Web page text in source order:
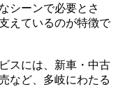
シーンで必要とさ
えているのが特徴で
スには、新車・中古
など、多岐にわたる